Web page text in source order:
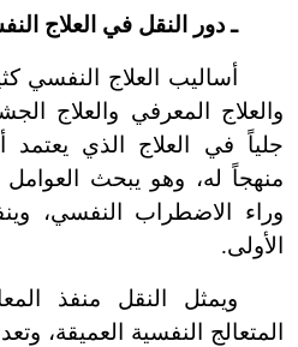
ـ دور النقل في العلاج
أساليب العلاج النفسي
والعلاج المعرفي والعلاج
جلياً في العلاج الذي
منهجاً له، وهو يبحث العوامل
وراء الاضطراب النفسي،
الأولى.
ويمثل النقل منفذ
المتعالج النفسية العميقة،